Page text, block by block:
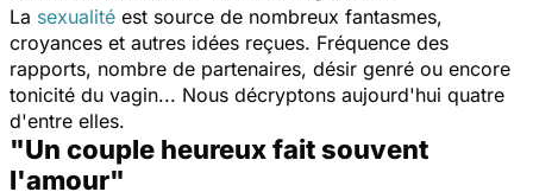
La sexualité est source de nombreux fantasmes,
croyances et autres idées reçues. Fréquence des
rapports, nombre de partenaires, désir genré ou encore
tonicité du vagin... Nous décryptons aujourd'hui quatre
d'entre elles.
"Un couple heureux fait souvent
l'amour"